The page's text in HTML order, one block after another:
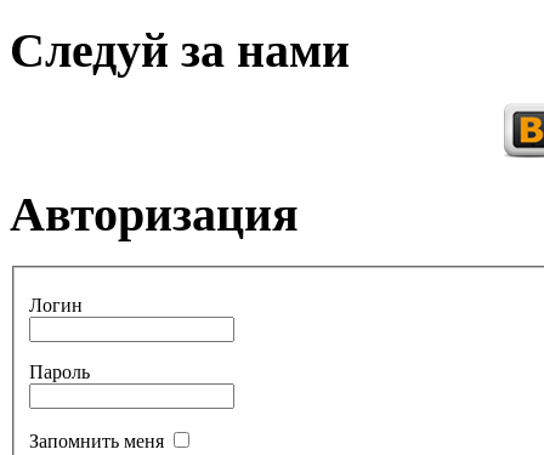
Следуй за нами
Авторизация
Логин
Пароль
Запомнить меня